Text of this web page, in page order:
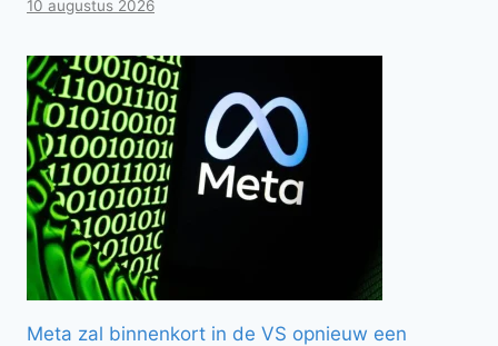
10 augustus 2026
Meta zal binnenkort in de VS opnieuw een